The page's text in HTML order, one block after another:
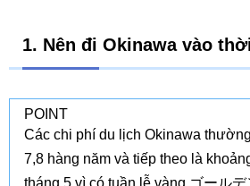
1. Nên đi Okinawa vào
POINT
Các chi phí du lịch Okinawa
7,8 hàng năm và tiếp theo là